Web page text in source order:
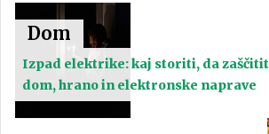
Dom
Izpad elektrike: kaj storiti, da
dom, hrano in elektronske naprave